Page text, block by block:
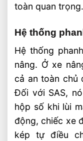
toàn quan trọng.
Hệ thống
Hệ thống
nâng. Ở xe
cả an toàn chủ
Đối với SAS,
hộp số khi lùi
động, chiếc xe
kép tự điều